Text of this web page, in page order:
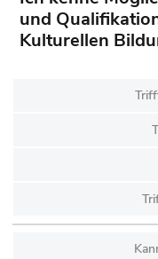
und
Kulturellen